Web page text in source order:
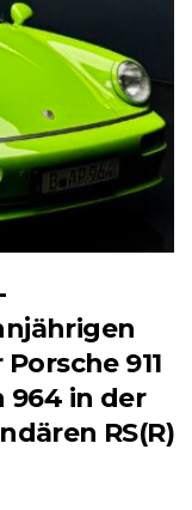
911
964 in der
RS(R)